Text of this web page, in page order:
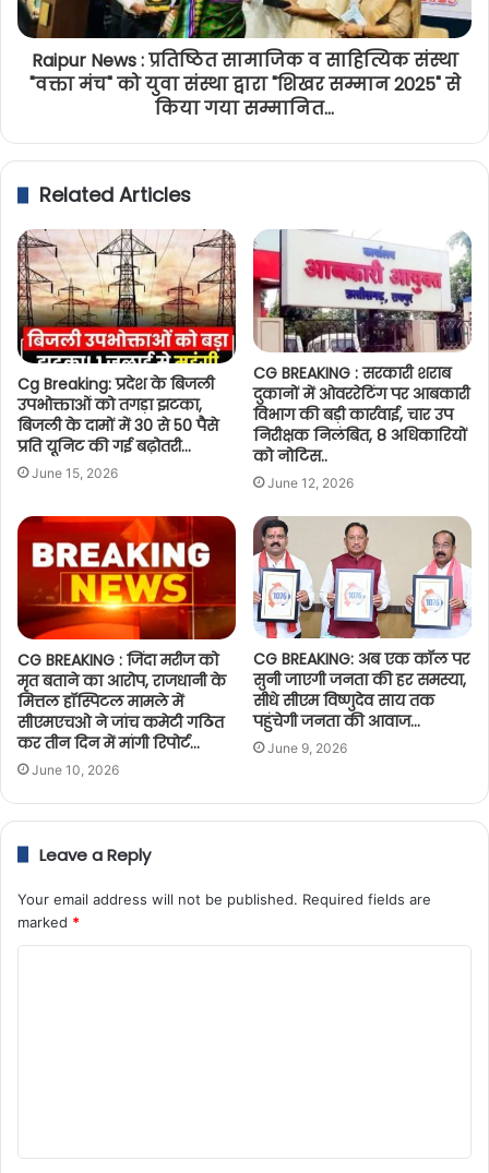
Raipur News : प्रतिष्ठित सामाजिक व साहित्यिक संस्था
"वक्ता मंच" को युवा संस्था द्वारा "शिखर सम्मान 2025" से
किया गया सम्मानित...
Related Articles
Cg Breaking: प्रदेश के बिजली
उपभोक्ताओं को तगड़ा झटका,
बिजली के दामों में 30 से 50 पैसे
प्रति यूनिट की गई बढ़ोतरी…
June 15, 2026
CG BREAKING : सरकारी शराब
दुकानों में ओवररेटिंग पर आबकारी
विभाग की बड़ी कार्रवाई, चार उप
निरीक्षक निलंबित, 8 अधिकारियों
को नोटिस..
June 12, 2026
CG BREAKING : जिंदा मरीज को
मृत बताने का आरोप, राजधानी के
मित्तल हॉस्पिटल मामले में
सीएमएचओ ने जांच कमेटी गठित
कर तीन दिन में मांगी रिपोर्ट…
June 10, 2026
CG BREAKING: अब एक कॉल पर
सुनी जाएगी जनता की हर समस्या,
सीधे सीएम विष्णुदेव साय तक
पहुंचेगी जनता की आवाज…
June 9, 2026
Leave a Reply
Your email address will not be published. Required fields are
marked *